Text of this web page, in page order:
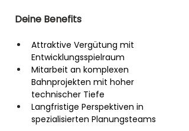
Deine Benefits
Attraktive Vergütung mit
Entwicklungsspielraum
Mitarbeit an komplexen
Bahnprojekten mit hoher
technischer Tiefe
Langfristige Perspektiven in
spezialisierten Planungsteams